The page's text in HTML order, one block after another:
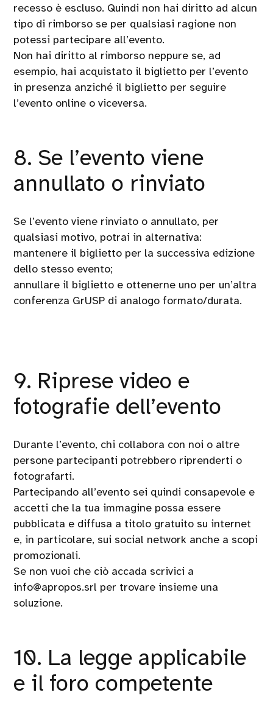
recesso è escluso. Quindi non hai diritto ad alcun
tipo di rimborso se per qualsiasi ragione non
potessi partecipare all’evento.
Non hai diritto al rimborso neppure se, ad
esempio, hai acquistato il biglietto per l’evento
in presenza anziché il biglietto per seguire
l’evento online o viceversa.
8. Se l’evento viene
annullato o rinviato
Se l’evento viene rinviato o annullato, per
qualsiasi motivo, potrai in alternativa:
mantenere il biglietto per la successiva edizione
dello stesso evento;
annullare il biglietto e ottenerne uno per un’altra
conferenza GrUSP di analogo formato/durata.
9. Riprese video e
fotografie dell’evento
Durante l’evento, chi collabora con noi o altre
persone partecipanti potrebbero riprenderti o
fotografarti.
Partecipando all’evento sei quindi consapevole e
accetti che la tua immagine possa essere
pubblicata e diffusa a titolo gratuito su internet
e, in particolare, sui social network anche a scopi
promozionali.
Se non vuoi che ciò accada scrivici a
info@apropos.srl per trovare insieme una
soluzione.
10. La legge applicabile
e il foro competente